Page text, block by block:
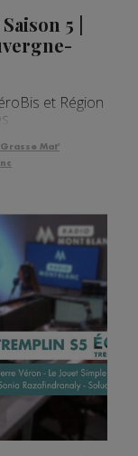
5 |
et Région
Grasse Mat'